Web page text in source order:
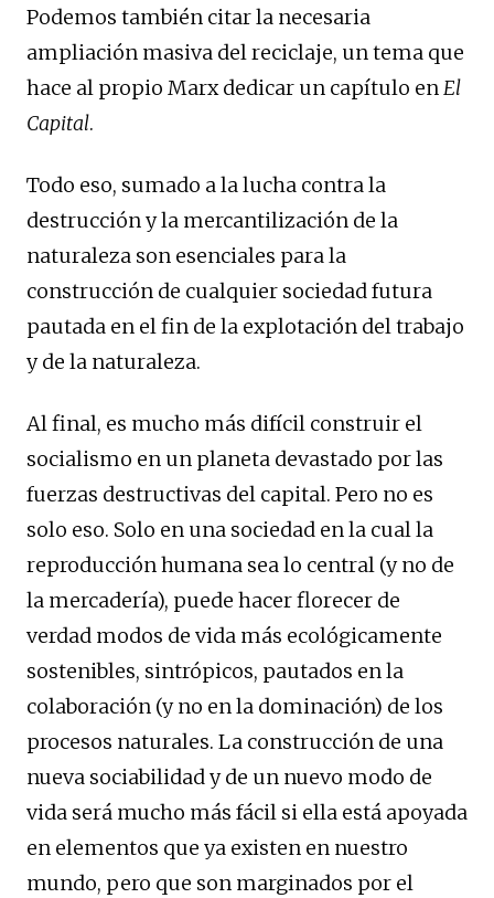
Podemos también citar la necesaria
ampliación masiva del reciclaje, un tema que
hace al propio Marx dedicar un capítulo enEl
Capital.
Todo eso, sumado a la lucha contra la
destrucción y la mercantilización de la
naturaleza son esenciales para la
construcción de cualquier sociedad futura
pautada en el fin de la explotación del trabajo
y de la naturaleza.
Al final, es mucho más difícil construir el
socialismo en un planeta devastado por las
fuerzas destructivas del capital. Pero no es
solo eso. Solo en una sociedad en la cual la
reproducción humana sea lo central (y no de
la mercadería), puede hacer florecer de
verdad modos de vida más ecológicamente
sostenibles, sintrópicos, pautados en la
colaboración (y no en la dominación) de los
procesos naturales. La construcción de una
nueva sociabilidad y de un nuevo modo de
vida será mucho más fácil si ella está apoyada
en elementos que ya existen en nuestro
mundo, pero que son marginados por el